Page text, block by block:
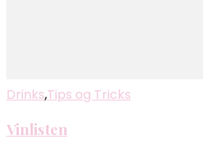
Drinks,Tips og Tricks
Vinlisten